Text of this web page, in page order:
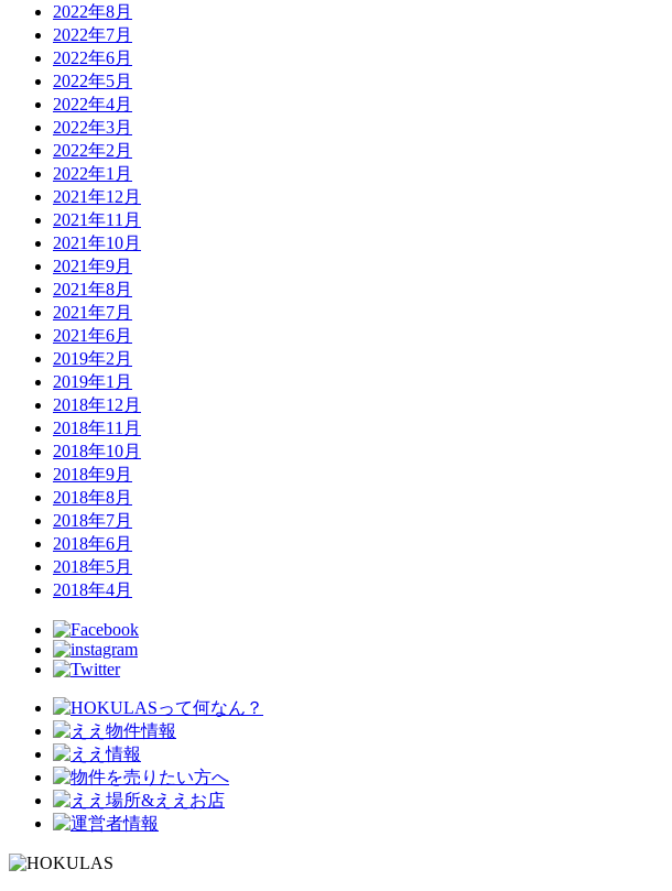
2022年8月
2022年7月
2022年6月
2022年5月
2022年4月
2022年3月
2022年2月
2022年1月
2021年12月
2021年11月
2021年10月
2021年9月
2021年8月
2021年7月
2021年6月
2019年2月
2019年1月
2018年12月
2018年11月
2018年10月
2018年9月
2018年8月
2018年7月
2018年6月
2018年5月
2018年4月